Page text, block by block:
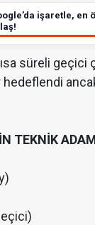
işaretle, en
süreli geçici
TEKNİK